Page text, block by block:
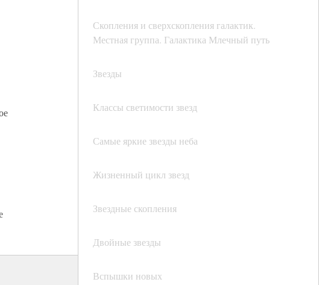
Скопления и сверхскопления галактик.
Местная группа. Галактика Млечный путь
Звезды
Классы светимости звезд
Самые яркие звезды неба
Жизненный цикл звезд
Звездные скопления
Двойные звезды
Вспышки новых